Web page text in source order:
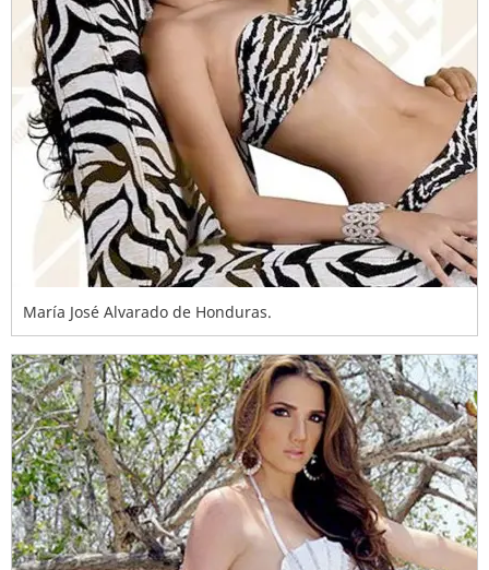
María José Alvarado de Honduras.